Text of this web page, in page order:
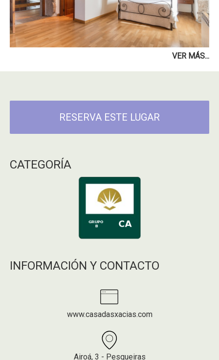
VER MÁS...
RESERVA ESTE LUGAR
CATEGORÍA
INFORMACIÓN Y CONTACTO
www.casadasxacias.com
Airoá, 3 - Pesqueiras